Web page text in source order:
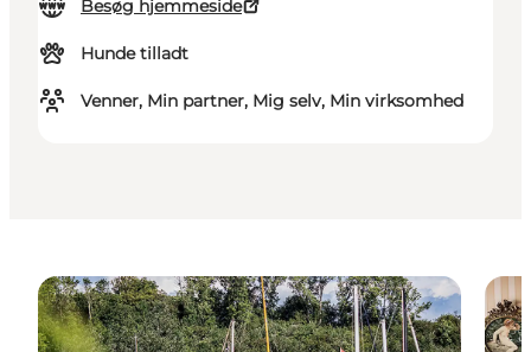
Besøg hjemmeside
Hunde tilladt
Venner, Min partner, Mig selv, Min virksomhed